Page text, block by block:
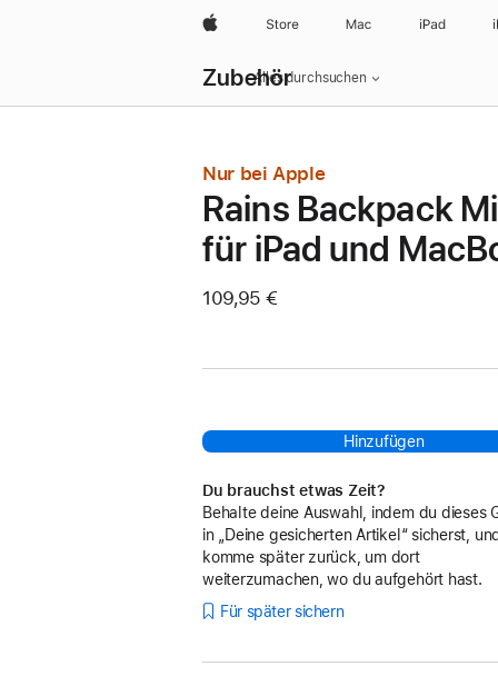
Apple Store Mac iPad
Zubehör
Navigation
Menü
Alles durchsuchen
Nur bei Apple
Rains Backpack
für iPad und
109,95 €
Hinzufügen
Du brauchst etwas Zeit?
Behalte deine Auswahl, indem du dieses
in „Deine gesicherten Artikel“ sicherst,
komme später zurück, um dort
weiterzumachen, wo du aufgehört hast.
Für später sichern